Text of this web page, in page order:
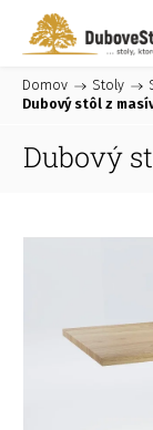
Domov / Stoly /
Dubový stôl z
Dubový